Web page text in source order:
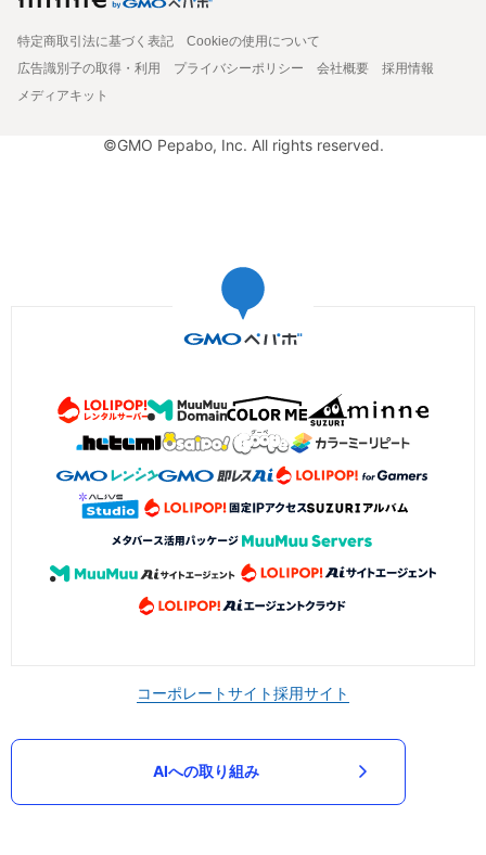
特定商取引法に基づく表記
Cookieの使用について
広告識別子の取得・利用
プライバシーポリシー 会社概要
採用情報
メディアキット
©GMO Pepabo, Inc. All rights reserved.
コーポレートサイト採用サイト
AIへの取り組み